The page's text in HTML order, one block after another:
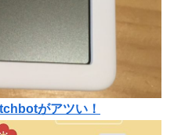
がアツい！